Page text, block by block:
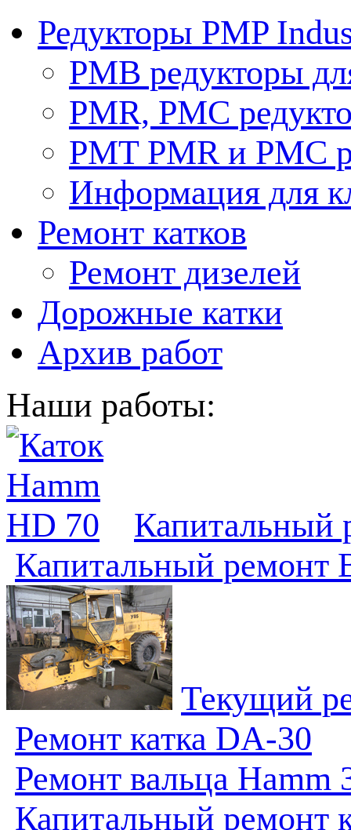
Редукторы PMP
PMB редукторы
РМR, PMC
PMT PMR и PMC
Информация для
Ремонт катков
Ремонт дизелей
Дорожные катки
Архив работ
Наши работы:
Капитальный
Капитальный ремонт
Текущий
Ремонт катка DA-30
Ремонт вальца Hamm
Капитальный ремонт